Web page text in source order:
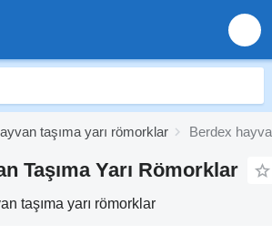
taşıma yarı römorklar Berdex
Taşıma Yarı Römorklar
taşıma yarı römorklar